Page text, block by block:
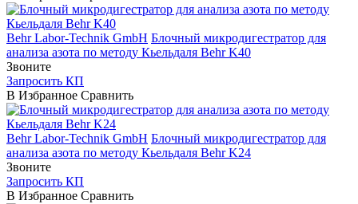
Behr Labor-Technik GmbH Блочный микродигестратор для
анализа азота по методу Кьельдаля Behr K40
Звоните
Запросить КП
В Избранное Сравнить
Behr Labor-Technik GmbH Блочный микродигестратор для
анализа азота по методу Кьельдаля Behr K24
Звоните
Запросить КП
В Избранное Сравнить